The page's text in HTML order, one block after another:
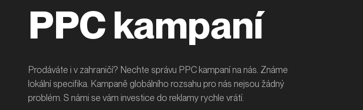
PPC kampaní
Prodáváte i v zahraničí? Nechte správu PPC kampaní na nás. Známe
lokální specifika. Kampaně globálního rozsahu pro nás nejsou žádný
problém. S námi se vám investice do reklamy rychle vrátí.